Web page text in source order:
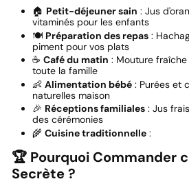
🏠 Petit-déjeuner sain : Jus
vitaminés pour les enfants
🍽️ Préparation des repas :
piment pour vos plats
☕ Café du matin : Mouture
toute la famille
👶 Alimentation bébé : Purées et
naturelles maison
🎉 Réceptions familiales : Jus
des cérémonies
🌾 Cuisine traditionnelle :
🏆 Pourquoi Commander
Secrète ?